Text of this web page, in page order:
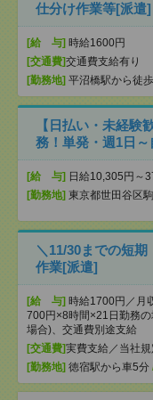
仕分け作業等[派遣]
[給 与] 時給1600円
[交通費]交通費支給有り
[勤務地] 平沼橋駅から徒
【日払い・未経験
務！単発・週1日
[給 与] 日給10,305円～
[勤務地] 東京都世田谷区
＼11/30までの短
作業[派遣]
[給 与] 時給1700円／月
700円×8時間×21日勤務
場合)、交通費別途支給
[交通費]実費支給／当社規
[勤務地] 徳宿駅から車5分